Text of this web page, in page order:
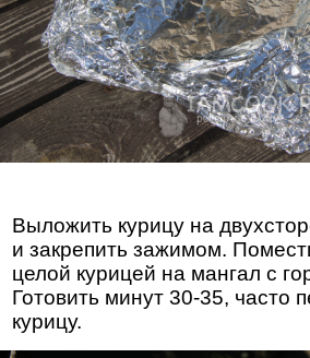
Выложить курицу на
и закрепить зажимом.
целой курицей на мангал с
Готовить минут 30-35, часто
курицу.